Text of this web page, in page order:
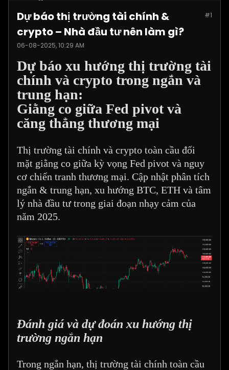
Posts: 1215 #1
Dự báo thị trường tài chính &
crypto – Nhà đầu tư nên làm gì?
06-08-2025, 10:29 AM
Dự báo xu hướng thị trường tài
chính và crypto trong ngắn và
trung hạn:
Giằng co giữa Fed pivot và
căng thẳng thương mại
Thị trường tài chính và crypto toàn cầu đối
mặt giằng co giữa kỳ vọng Fed pivot và nguy
cơ chiến tranh thương mại. Cập nhật phân tích
ngắn & trung hạn, xu hướng BTC, ETH và tâm
lý nhà đầu tư trong giai đoạn nhạy cảm của
năm 2025.
Đánh giá và dự đoán xu hướng thị
trường ngắn hạn
Trong ngắn hạn, thị trường tài chính toàn cầu